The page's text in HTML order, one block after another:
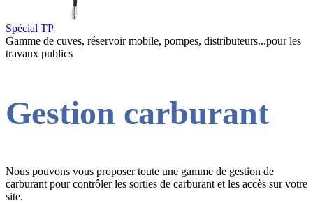
Spécial TP
Gamme de cuves, réservoir mobile, pompes, distributeurs...pour les
travaux publics
Gestion carburant
Nous pouvons vous proposer toute une gamme de gestion de
carburant pour contrôler les sorties de carburant et les accès sur votre
site.